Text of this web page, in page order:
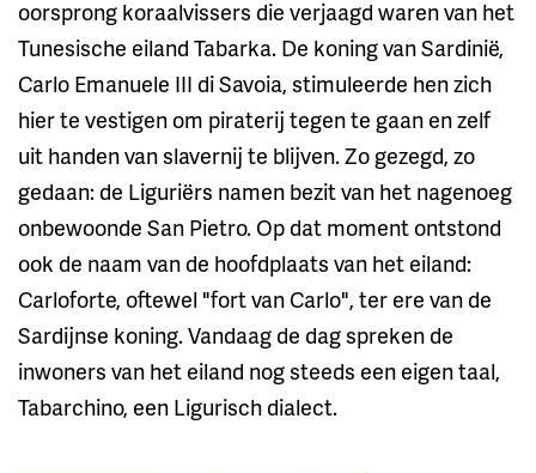
oorsprong koraalvissers die verjaagd waren van het
Tunesische eiland Tabarka. De koning van Sardinië,
Carlo Emanuele III di Savoia, stimuleerde hen zich
hier te vestigen om piraterij tegen te gaan en zelf
uit handen van slavernij te blijven. Zo gezegd, zo
gedaan: de Liguriërs namen bezit van het nagenoeg
onbewoonde San Pietro. Op dat moment ontstond
ook de naam van de hoofdplaats van het eiland:
Carloforte, oftewel "fort van Carlo", ter ere van de
Sardijnse koning. Vandaag de dag spreken de
inwoners van het eiland nog steeds een eigen taal,
Tabarchino, een Ligurisch dialect.